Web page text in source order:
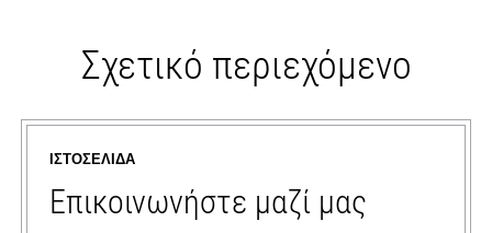
Σχετικό περιεχόμενο
ΙΣΤΟΣΕΛΊΔΑ
Επικοινωνήστε μαζί μας